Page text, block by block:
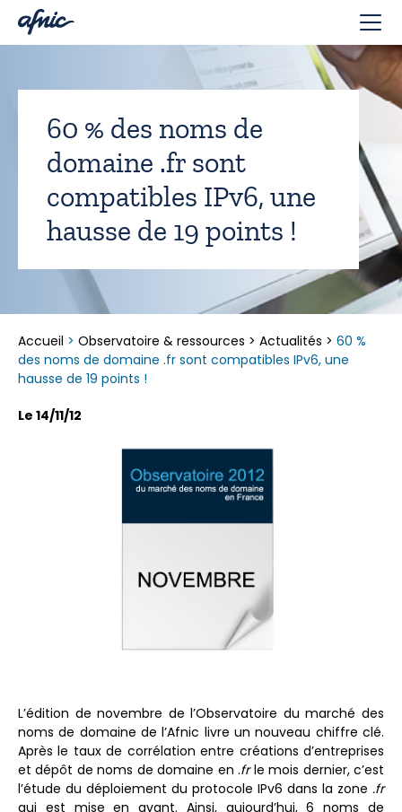
60 % des noms de
domaine .fr sont
compatibles IPv6, une
hausse de 19 points !
Accueil > Observatoire & ressources > Actualités > 60 %
des noms de domaine .fr sont compatibles IPv6, une
hausse de 19 points !
Le 14/11/12
L’édition de novembre de l’Observatoire du marché des
noms de domaine de l’Afnic livre un nouveau chiffre clé.
Après le taux de corrélation entre créations d’entreprises
et dépôt de noms de domaine en .frle mois dernier, c’est
l’étude du déploiement du protocole IPv6 dans la zone .fr
qui est mise en avant. Ainsi, aujourd’hui, 6 noms de
Panneau de gestion des cookies